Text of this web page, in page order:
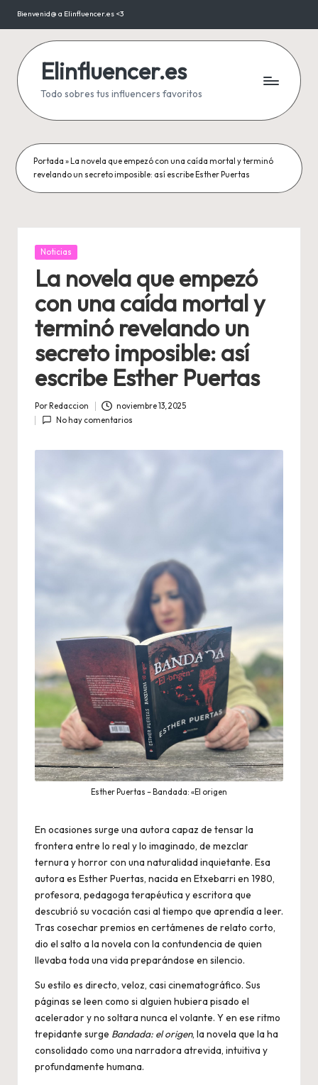
Saltar
contenido
Bienvenid@ a Elinfluencer.es <3
Elinfluencer.es
Todo sobres tus influencers favoritos
Portada » La novela que empezó con una caída mortal y terminó
revelando un secreto imposible: así escribe Esther Puertas
Publicada
Noticias
La novela que empezó
con una caída mortal y
terminó revelando un
secreto imposible: así
escribe Esther Puertas
por
Por Redaccion
noviembre 13, 2025
No hay comentarios
Esther Puertas – Bandada: «El origen
En ocasiones surge una autora capaz de tensar la
frontera entre lo real y lo imaginado, de mezclar
ternura y horror con una naturalidad inquietante. Esa
autora es Esther Puertas, nacida en Etxebarri en 1980,
profesora, pedagoga terapéutica y escritora que
descubrió su vocación casi al tiempo que aprendía a leer.
Tras cosechar premios en certámenes de relato corto,
dio el salto a la novela con la contundencia de quien
llevaba toda una vida preparándose en silencio.
Su estilo es directo, veloz, casi cinematográfico. Sus
páginas se leen como si alguien hubiera pisado el
acelerador y no soltara nunca el volante. Y en ese ritmo
trepidante surge Bandada: el origen, la novela que la ha
consolidado como una narradora atrevida, intuitiva y
profundamente humana.